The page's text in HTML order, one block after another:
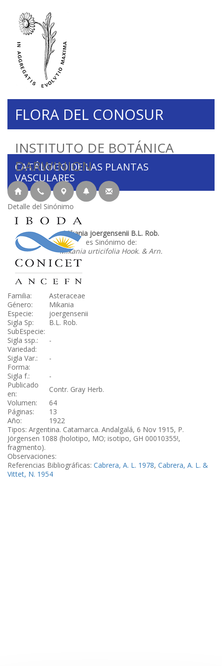
INSTITUTO DE BOTÁNICA
DARWINION
FLORA DEL CONOSUR
CATÁLOGO DE LAS PLANTAS
VASCULARES
Detalle del Sinónimo
Mikania joergensenii B.L. Rob.
es Sinónimo de:
Mikania urticifolia Hook. & Arn.
Familia:
Asteraceae
Género:
Mikania
Especie:
joergensenii
Sigla Sp:
B.L. Rob.
SubEspecie:
Sigla ssp.:
-
Variedad:
Sigla Var.:
-
Forma:
Sigla f.:
-
Publicado
en:
Contr. Gray Herb.
Volumen:
64
Páginas:
13
Año:
1922
Tipos: Argentina. Catamarca. Andalgalá, 6 Nov 1915, P.
Jörgensen 1088 (holotipo, MO; isotipo, GH 00010355!,
fragmento).
Observaciones:
Referencias Bibliográficas: Cabrera, A. L. 1978, Cabrera, A. L. &
Vittet, N. 1954